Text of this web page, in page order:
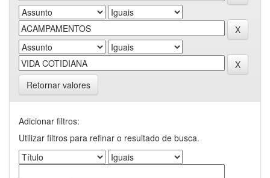
Retornar valores
Adicionar filtros:
Utilizar filtros para refinar o resultado de busca.